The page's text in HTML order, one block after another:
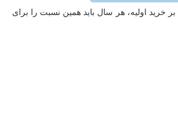
حدود ۲۰ تا ۳۰٪ قیمت دستگاه است؛ یعنی علاوه بر خرید اولیه، هر سال باید همین نسبت را برای